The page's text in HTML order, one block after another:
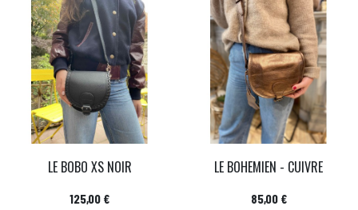
LE BOBO XS NOIR
Prix
125,00 €
LE BOHEMIEN - CUIVRE
Prix
85,00 €